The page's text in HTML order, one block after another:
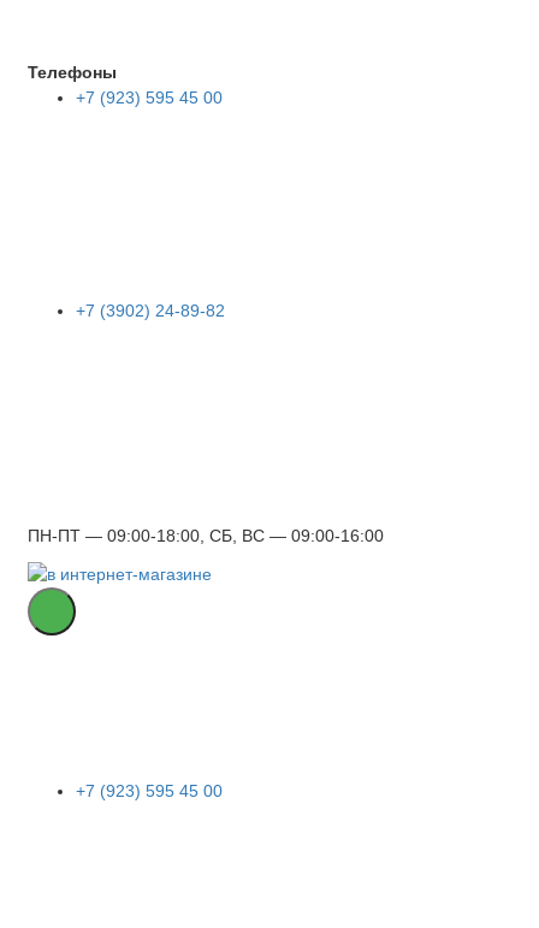
Телефоны
+7 (923) 595 45 00
+7 (3902) 24-89-82
ПН-ПТ — 09:00-18:00, СБ, ВС — 09:00-16:00
+7 (923) 595 45 00